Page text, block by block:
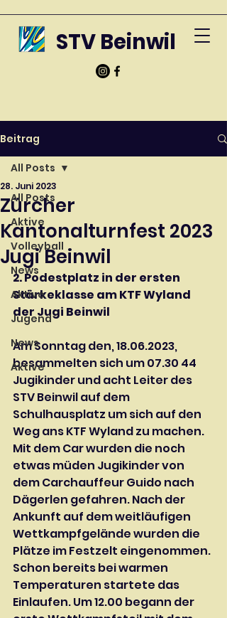
STV Beinwil
Beitrag
All Posts
Aktive
Volleyball
News
Aktive
Jugend
News
Aktive
All Posts
Zürcher
Kantonalturnfest 2023
Jugi Beinwil
28. Juni 2023
2. Podestplatz in der ersten
Stärkeklasse am KTF Wyland
der Jugi Beinwil
Am Sonntag den, 18.06.2023,
besammelten sich um 07.30 44
Jugikinder und acht Leiter des
STV Beinwil auf dem
Schulhausplatz um sich auf den
Weg ans KTF Wyland zu machen.
Mit dem Car wurden die noch
etwas müden Jugikinder von
dem Carchauffeur Guido nach
Dägerlen gefahren. Nach der
Ankunft auf dem weitläufigen
Wettkampfgelände wurden die
Plätze im Festzelt eingenommen.
Schon bereits bei warmen
Temperaturen startete das
Einlaufen. Um 12.00 begann der